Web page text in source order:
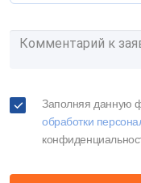
Заполняя данную
обработки